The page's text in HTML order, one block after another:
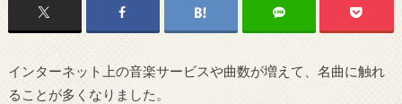
インターネット上の音楽サービスや曲数が増えて、名曲に触れ
ることが多くなりました。